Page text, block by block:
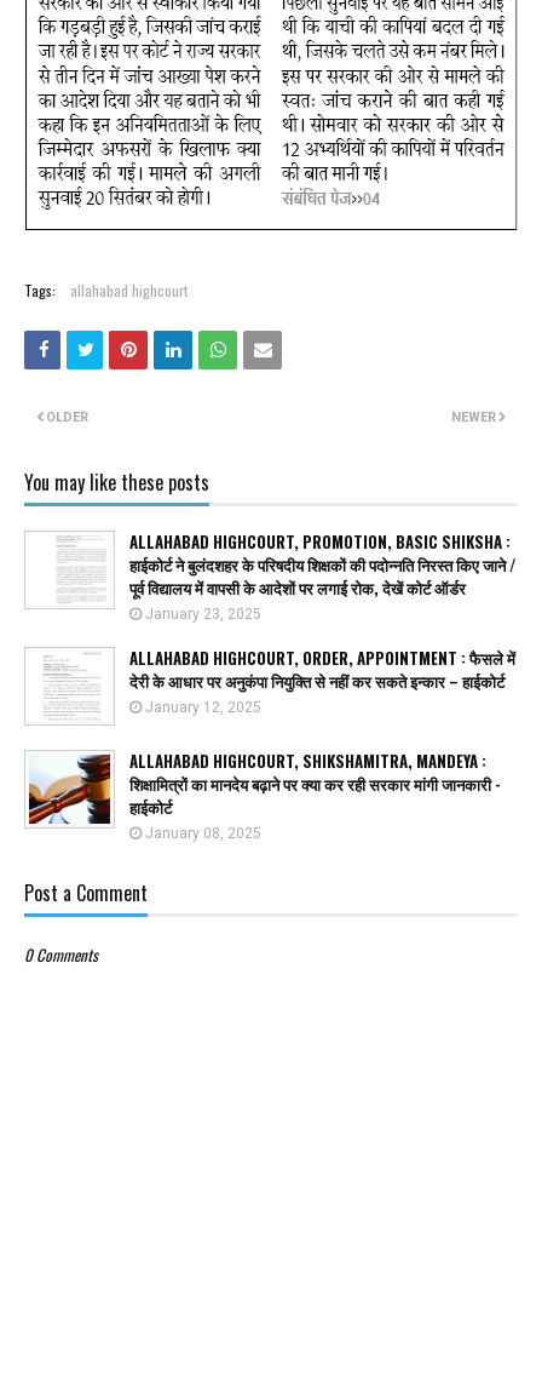
Tags: allahabad highcourt
NEWER
OLDER
You may like these posts
ALLAHABAD HIGHCOURT, PROMOTION, BASIC SHIKSHA :
हाईकोर्ट ने बुलंदशहर के परिषदीय शिक्षकों की पदोन्नति निरस्त किए जाने /
पूर्व विद्यालय में वापसी के आदेशों पर लगाई रोक, देखें कोर्ट ऑर्डर
January 23, 2025
ALLAHABAD HIGHCOURT, ORDER, APPOINTMENT : फैसले में
देरी के आधार पर अनुकंपा नियुक्ति से नहीं कर सकते इन्कार – हाईकोर्ट
January 12, 2025
ALLAHABAD HIGHCOURT, SHIKSHAMITRA, MANDEYA :
शिक्षामित्रों का मानदेय बढ़ाने पर क्या कर रही सरकार मांगी जानकारी -
हाईकोर्ट
January 08, 2025
Post a Comment
0 Comments